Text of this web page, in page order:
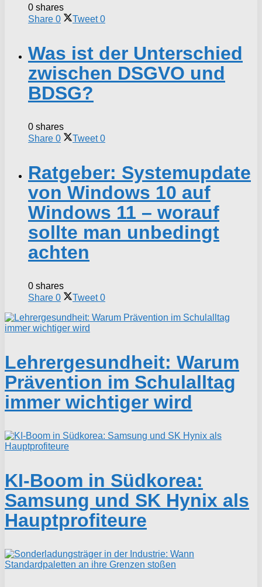
0 shares
Share 0 Tweet 0
Was ist der Unterschied
zwischen DSGVO und
BDSG?
0 shares
Share 0 Tweet 0
Ratgeber: Systemupdate
von Windows 10 auf
Windows 11 – worauf
sollte man unbedingt
achten
0 shares
Share 0 Tweet 0
Lehrergesundheit: Warum
Prävention im Schulalltag
immer wichtiger wird
KI-Boom in Südkorea:
Samsung und SK Hynix als
Hauptprofiteure